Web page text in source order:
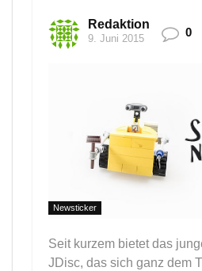
Redaktion
9. Juni 2015 0
Newsticker
Seit kurzem bietet das
JDisc, das sich ganz dem